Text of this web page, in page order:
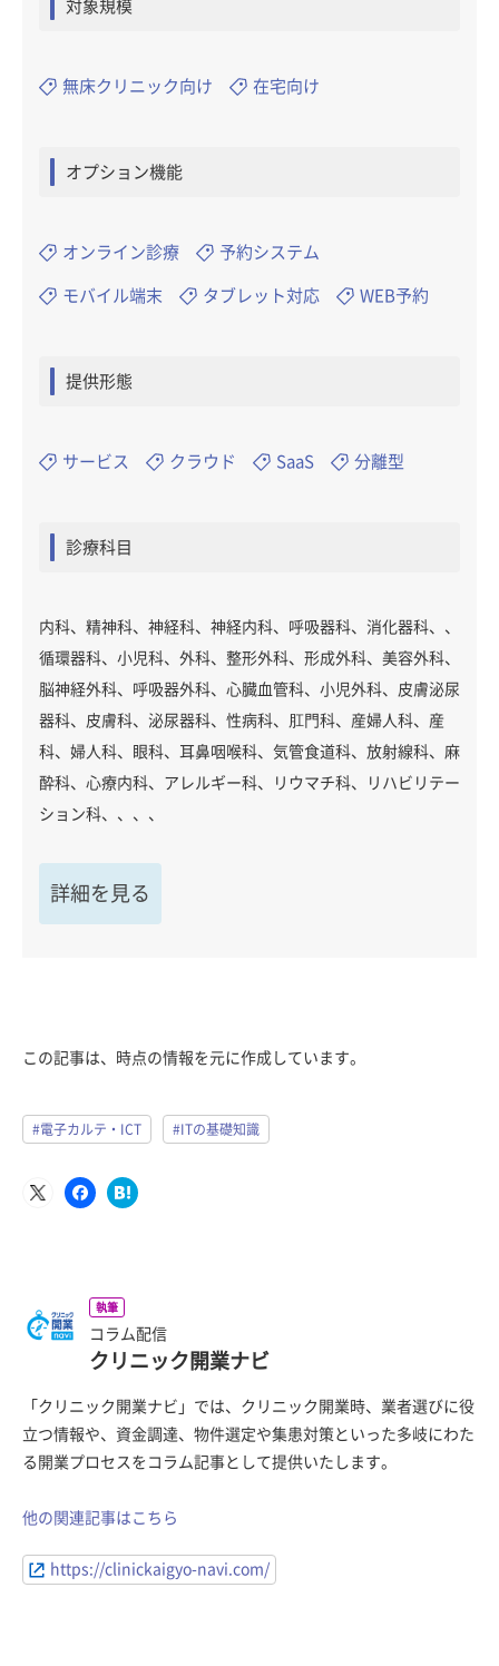
対象規模
無床クリニック向け 在宅向け
オプション機能
オンライン診療 予約システム
モバイル端末 タブレット対応 WEB予約
提供形態
サービス クラウド SaaS 分離型
診療科目
内科、精神科、神経科、神経内科、呼吸器科、消化器科、、
循環器科、小児科、外科、整形外科、形成外科、美容外科、
脳神経外科、呼吸器外科、心臓血管科、小児外科、皮膚泌尿
器科、皮膚科、泌尿器科、性病科、肛門科、産婦人科、産
科、婦人科、眼科、耳鼻咽喉科、気管食道科、放射線科、麻
酔科、心療内科、アレルギー科、リウマチ科、リハビリテー
ション科、、、、
詳細を見る
この記事は、時点の情報を元に作成しています。
#電子カルテ・ICT #ITの基礎知識
執筆
コラム配信
クリニック開業ナビ
「クリニック開業ナビ」では、クリニック開業時、業者選びに役
立つ情報や、資金調達、物件選定や集患対策といった多岐にわた
る開業プロセスをコラム記事として提供いたします。
他の関連記事はこちら
https://clinickaigyo-navi.com/